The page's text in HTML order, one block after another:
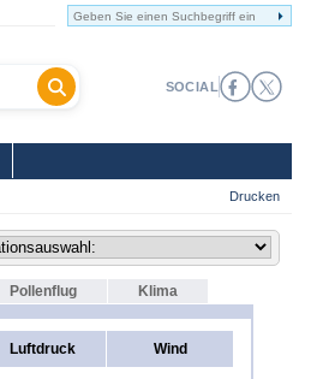
SOCIAL
Drucken
Pollenflug Klima
Luftdruck Wind